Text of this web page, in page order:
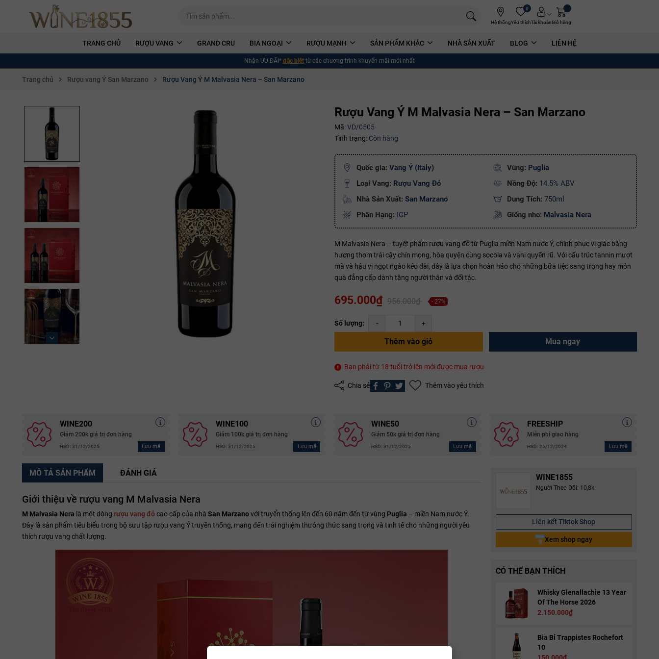
Hệ thống
0
Yêu thíchTài khoảnGiỏ hàng
TRANG CHỦ RƯỢU VANG GRAND CRU BIA NGOẠI RƯỢU MẠNH SẢN PHẨM KHÁC NHÀ SẢN XUẤT BLOG LIÊN HỆ
Nhận ƯU ĐÃI* đặc biệt từ các chương trình khuyến mãi mới nhất
Trang chủ Rượu vang Ý San Marzano Rượu Vang Ý M Malvasia Nera – San Marzano
Rượu Vang Ý M Malvasia Nera – San Marzano
Mã:VD/0505
Tình trạng: Còn hàng
Quốc gia: Vang Ý (Italy) Vùng: Puglia
Loại Vang: Rượu Vang Đỏ Nồng Độ: 14.5% ABV
Nhà Sản Xuất: San Marzano Dung Tích: 750ml
Phân Hạng: IGP Giống nho: Malvasia Nera
M Malvasia Nera – tuyệt phẩm rượu vang đỏ từ Puglia miền Nam nước Ý, chinh phục vị giác bằng
hương thơm trái cây chín mọng, hòa quyện cùng socola và vani quyến rũ. Với cấu trúc tannin mượt
mà và hậu vị ngọt ngào kéo dài, đây là lựa chọn hoàn hảo cho những bữa tiệc sang trọng hay món
quà đẳng cấp dành tặng người thân và đối tác.
695.000₫ 956.000₫ - 27%
Số lượng: - +
Thêm vào giỏ Mua ngay
Bạn phải từ 18 tuổi trở lên mới được mua rượu
Chia sẻ Thêm vào yêu thích
WINE200
Giảm 200k giá trị đơn hàng
HSD: 31/12/2025 Lưu mã
WINE100
Giảm 100k giá trị đơn hàng
HSD: 31/12/2025 Lưu mã
WINE50
Giảm 50k giá trị đơn hàng
HSD: 31/12/2025 Lưu mã
FREESHIP
Miễn phí giao hàng
HSD: 25/12/2024 Lưu mã
Mã giảm giá:
WINE1855
Người Theo Dõi: 10,8k
Liên kết Tiktok Shop
Xem shop ngay
CÓ THỂ BẠN THÍCH
Whisky Glenallachie 13 Year
Of The Horse 2026
2.150.000₫
Bia Bỉ Trappistes Rochefort
10
150.000₫
MÔ TẢ SẢN PHẨM ĐÁNH GIÁ
Giới thiệu về rượu vang M Malvasia Nera
M Malvasia Nera là một dòng rượu vang đỏcao cấp của nhà San Marzanovới truyển thống lên đến 60 nămđến từ vùng Puglia – miền Nam nước Ý.
Đây là sản phẩm tiêu biểu trong bộ sưu tập rượu vang Ý truyền thống, mang đến trải nghiệm thưởng thức sang trọng và tinh tế cho những người yêu
thích rượu vang chất lượng.